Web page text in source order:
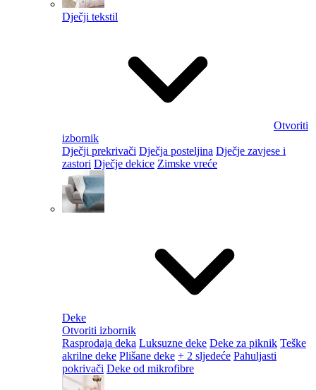
Dječji tekstil
Otvoriti
izbornik
Dječji prekrivači Dječja posteljina Dječje zavjese i
zastori Dječje dekice Zimske vreće
Deke
Otvoriti izbornik
Rasprodaja deka Luksuzne deke Deke za piknik Teške
akrilne deke Plišane deke + 2 sljedeće Pahuljasti
pokrivači Deke od mikrofibre